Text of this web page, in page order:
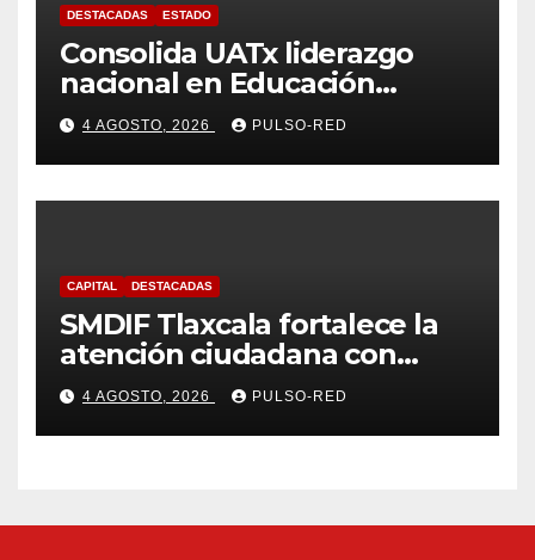
DESTACADAS ESTADO
Consolida UATx liderazgo
nacional en Educación
Especial, Gerontología y
Ciencias de la Familia
4 AGOSTO, 2026 PULSO-RED
CAPITAL DESTACADAS
SMDIF Tlaxcala fortalece la
atención ciudadana con
servicios cercanos y espacios
dignos para las familias
4 AGOSTO, 2026 PULSO-RED